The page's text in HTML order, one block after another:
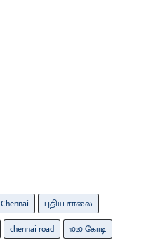
Chennai
புதிய சாலை
chennai road 1020 கோடி